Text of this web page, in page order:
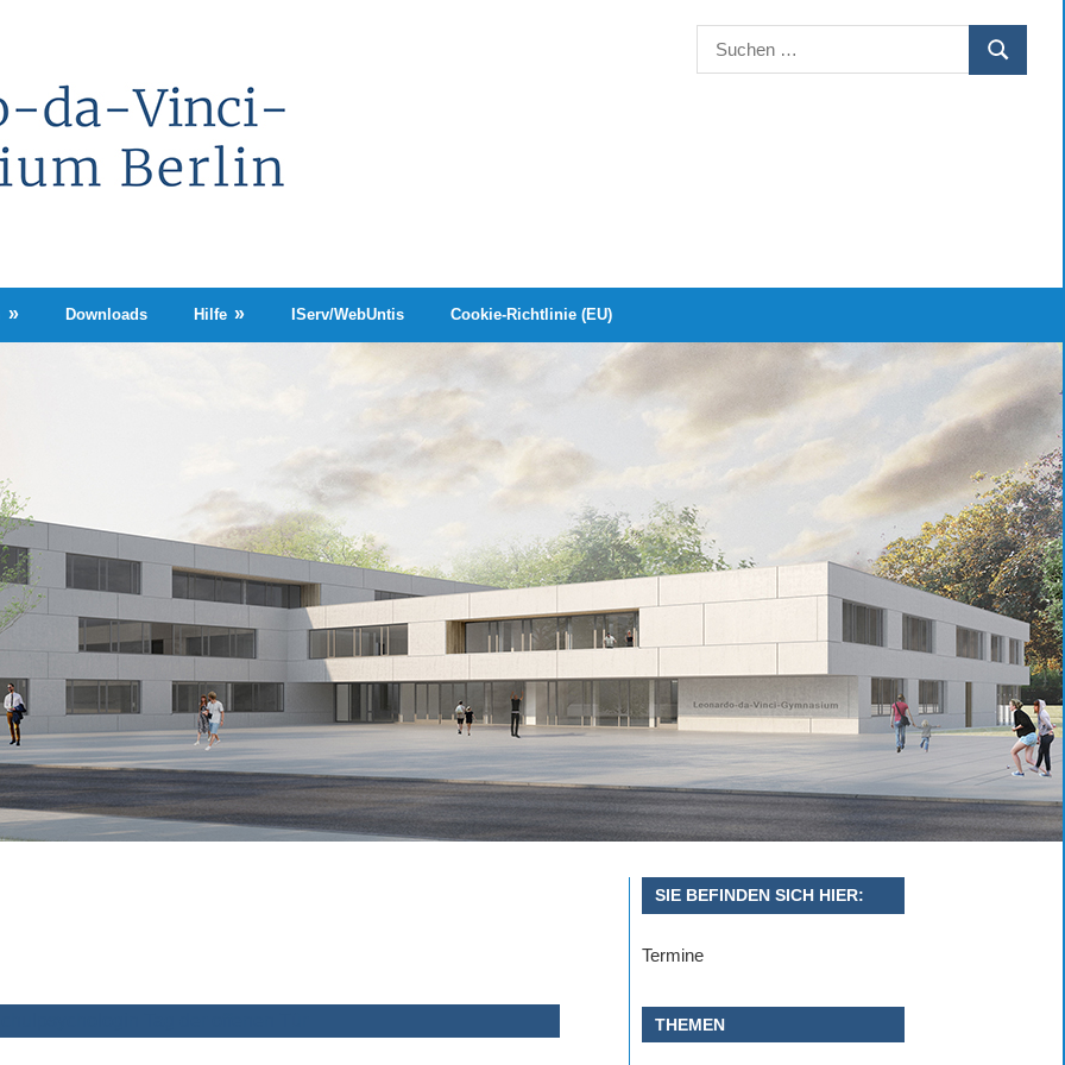
Suchen
nach:
SUCHEN
Downloads Hilfe IServ/WebUntis Cookie-Richtlinie (EU)
SIE BEFINDEN SICH HIER:
Termine
THEMEN